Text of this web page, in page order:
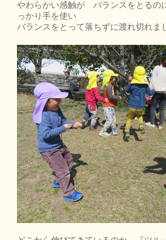
やわらかい感触が バランスをとるの
っかり手を使い
バランスをとって落ちずに渡れ切れま